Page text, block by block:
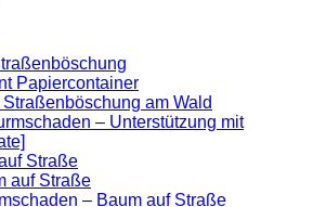
Papiercontainer
am Wald
– Unterstützung mit
Straße
auf Straße
– Baum auf Straße